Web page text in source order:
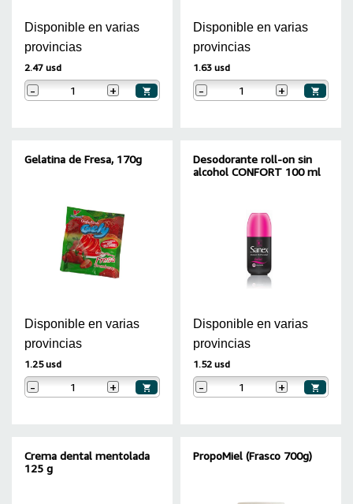
Disponible en varias
provincias
2.47 usd
- +
Disponible en varias
provincias
1.63 usd
- +
Gelatina de Fresa, 170g
Disponible en varias
provincias
1.25 usd
- +
Desodorante roll-on sin
alcohol CONFORT 100 ml
Disponible en varias
provincias
1.52 usd
- +
Crema dental mentolada
125 g
PropoMiel (Frasco 700g)